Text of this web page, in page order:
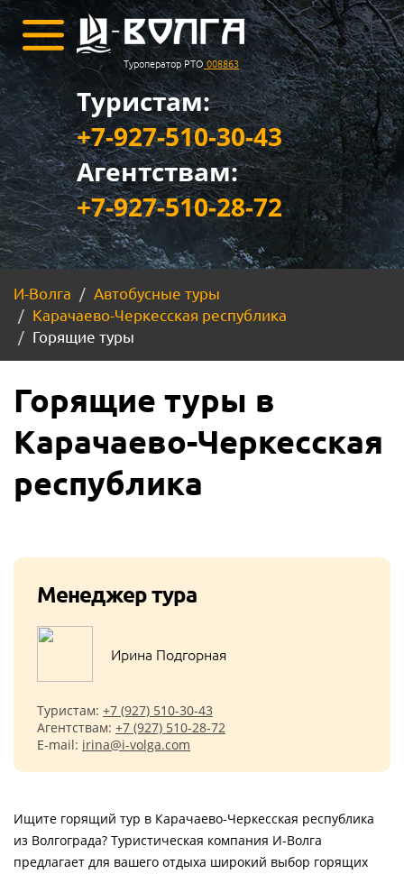
Туроператор РТО 008863
Туристам:
+7-927-510-30-43
Агентствам:
+7-927-510-28-72
И-Волга
Автобусные туры
Карачаево-Черкесская республика
Горящие туры
Горящие туры в
Карачаево-Черкесская
республика
Менеджер тура
Ирина Подгорная
Туристам: +7 (927) 510-30-43
Агентствам: +7 (927) 510-28-72
E-mail: irina@i-volga.com
Ищите горящий тур в Карачаево-Черкесская республика
из Волгограда? Туристическая компания И-Волга
предлагает для вашего отдыха широкий выбор горящих